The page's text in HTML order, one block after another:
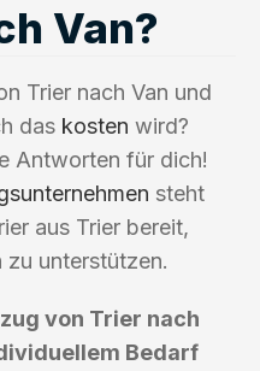
Van?
Trier nach Van und
das kosten wird?
Antworten für dich!
steht
aus Trier bereit,
zu unterstützen.
von Trier nach
Bedarf